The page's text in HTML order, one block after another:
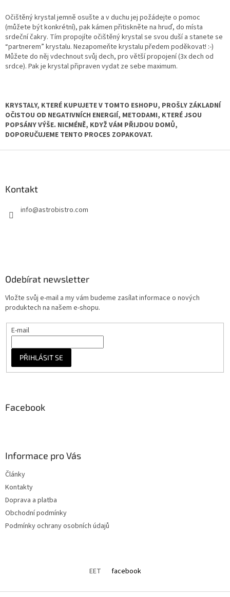
Očištěný krystal jemně osušte a v duchu jej požádejte o pomoc
(můžete být konkrétní), pak kámen přitiskněte na hruď, do místa
srdeční čakry. Tím propojíte očištěný krystal se svou duší a stanete se
“partnerem” krystalu. Nezapomeňte krystalu předem poděkovat! :-)
Můžete do něj vdechnout svůj dech, pro větší propojení (3x dech od
srdce). Pak je krystal připraven vydat ze sebe maximum.
KRYSTALY, KTERÉ KUPUJETE V TOMTO ESHOPU, PROŠLY ZÁKLADNÍ
OČISTOU OD NEGATIVNÍCH ENERGIÍ, METODAMI, KTERÉ JSOU
POPSÁNY VÝŠE. NICMÉNĚ, KDYŽ VÁM PŘIJDOU DOMŮ,
DOPORUČUJEME TENTO PROCES ZOPAKOVAT.
Kontakt
info@astrobistro.com
Odebírat newsletter
Vložte svůj e-mail a my vám budeme zasílat informace o nových
produktech na našem e-shopu.
E-mail
PŘIHLÁSIT SE
Facebook
Informace pro Vás
Články
Kontakty
Doprava a platba
Obchodní podmínky
Podmínky ochrany osobních údajů
EET facebook